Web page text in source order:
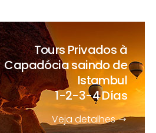
Tours Privados à
Capadócia saindo de
Istambul
1-2-3-4 Días
Veja detalhes